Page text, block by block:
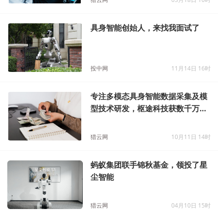
具身智能创始人，来找我面试了
投中网 11月14日 16时
专注多模态具身智能数据采集及模
型技术研发，枢途科技获数千万元
猎云网 10月11日 14时
蚂蚁集团联手锦秋基金，领投了星
尘智能
猎云网 04月10日 15时